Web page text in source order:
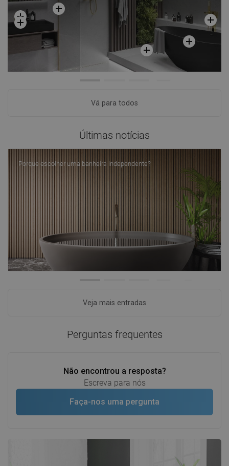
Vá para todos
Últimas notícias
Porque escolher uma banheira independente?
Veja mais entradas
Perguntas frequentes
Não encontrou a resposta?
Escreva para nós
Faça-nos uma pergunta